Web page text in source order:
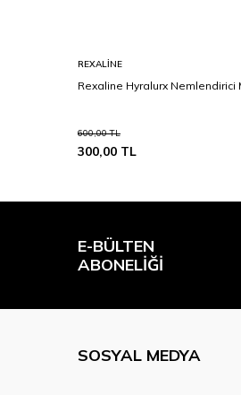
REXALINE
Rexaline Hyralurx Nemlendirici
600,00TL
300,00 TL
E-BÜLTEN
ABONELIĞI
SOSYAL MEDYA